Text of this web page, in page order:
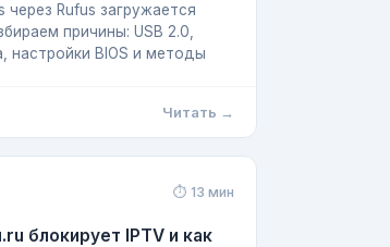
через Rufus загружается
причины: USB 2.0,
настройки BIOS и методы
Читать →
⏱ 13 мин
блокирует IPTV и как